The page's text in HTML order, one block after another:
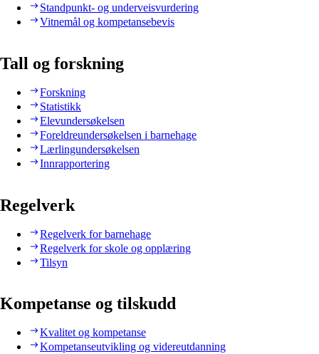
Standpunkt- og underveisvurdering
Vitnemål og kompetansebevis
Tall og forskning
Forskning
Statistikk
Elevundersøkelsen
Foreldreundersøkelsen i barnehage
Lærlingundersøkelsen
Innrapportering
Regelverk
Regelverk for barnehage
Regelverk for skole og opplæring
Tilsyn
Kompetanse og tilskudd
Kvalitet og kompetanse
Kompetanseutvikling og videreutdanning